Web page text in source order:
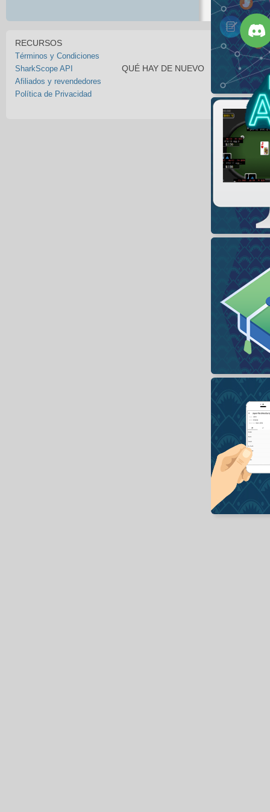
RECURSOS
Términos y Condiciones
SharkScope API
Afiliados y revendedores
Política de Privacidad
QUÉ HAY DE NUEVO